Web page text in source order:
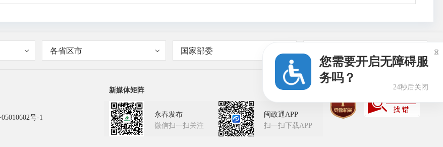
各省区市 国家部委
号-1
新媒体矩阵
永春发布
微信扫一扫关注
闽政通APP
扫一扫下载APP
您需要开启无障碍服
务吗？
24秒后关闭
